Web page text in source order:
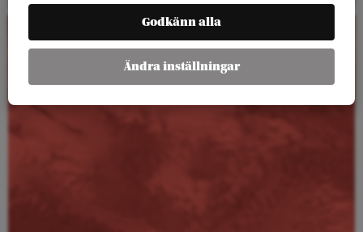
Kalender
Godkänn alla
Ändra inställningar